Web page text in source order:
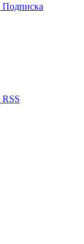
Подписка
RSS